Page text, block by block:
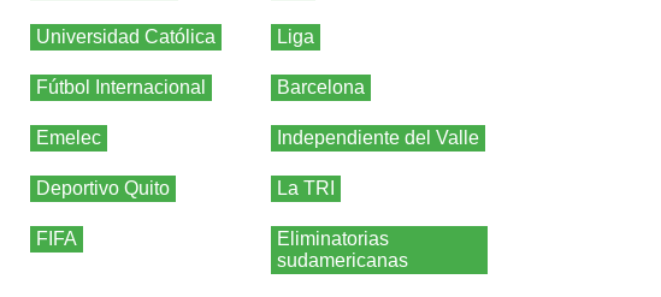
Universidad Católica Liga
Fútbol Internacional Barcelona
Emelec Independiente del Valle
Deportivo Quito La TRI
FIFA
Eliminatorias
sudamericanas